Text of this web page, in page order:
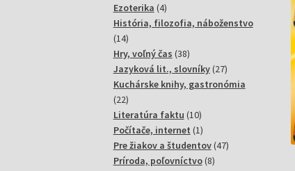
Ezoterika 44
produkty
História, filozofia, náboženstvo
1414
produktov
Hry, voľný čas 3838
produktov
Jazyková lit., slovníky 2727
produktov
Kuchárske knihy, gastronómia
2222
produktov
Literatúra faktu 1010
produktov
Počítače, internet 11
produkt
Pre žiakov a študentov 4747
Príroda, poľovníctvo 88